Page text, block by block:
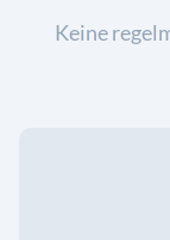
Keine